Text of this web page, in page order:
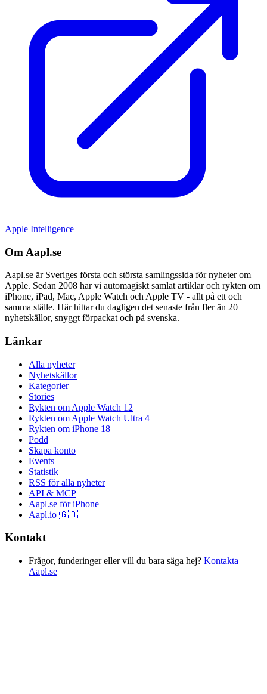
Apple Intelligence
Om Aapl.se
Aapl.se är Sveriges första och största samlingssida för nyheter om
Apple. Sedan 2008 har vi automagiskt samlat artiklar och rykten om
iPhone, iPad, Mac, Apple Watch och Apple TV - allt på ett och
samma ställe. Här hittar du dagligen det senaste från fler än 20
nyhetskällor, snyggt förpackat och på svenska.
Länkar
Alla nyheter
Nyhetskällor
Kategorier
Stories
Rykten om Apple Watch 12
Rykten om Apple Watch Ultra 4
Rykten om iPhone 18
Podd
Skapa konto
Events
Statistik
RSS för alla nyheter
API & MCP
Aapl.se för iPhone
Aapl.io 🇬🇧
Kontakt
Frågor, funderinger eller vill du bara säga hej? Kontakta
Aapl.se